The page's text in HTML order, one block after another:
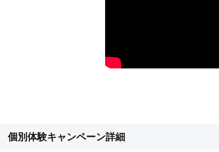
個別体験キャンペーン詳細